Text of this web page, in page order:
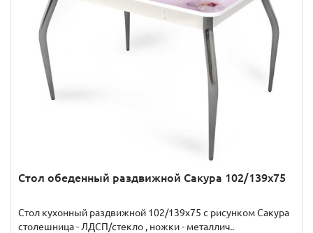
Стол обеденный раздвижной Сакура 102/139х75
Стол кухонный раздвижной 102/139x75 с рисунком Сакура
столешница - ЛДСП/стекло , ножки - металлич..